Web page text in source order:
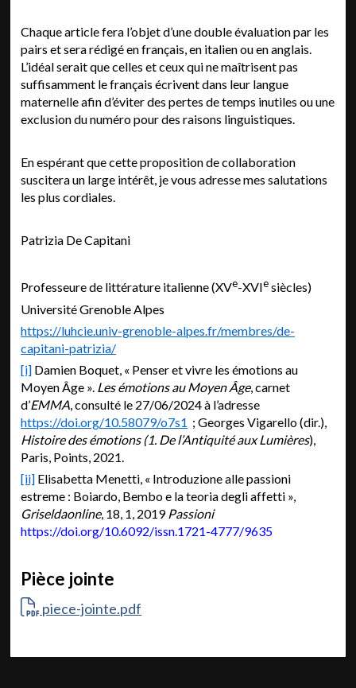
Chaque article fera l’objet d’une double évaluation par les
pairs et sera rédigé en français, en italien ou en anglais.
L’idéal serait que celles et ceux qui ne maîtrisent pas
suffisamment le français écrivent dans leur langue
maternelle afin d’éviter des pertes de temps inutiles ou une
exclusion du numéro pour des raisons linguistiques.
En espérant que cette proposition de collaboration
suscitera un large intérêt, je vous adresse mes salutations
les plus cordiales.
Patrizia De Capitani
Professeure de littérature italienne (XVe-XVIesiècles)
Université Grenoble Alpes
https://luhcie.univ-grenoble-alpes.fr/membres/de-
capitani-patrizia/
[i] Damien Boquet, « Penser et vivre les émotions au
Moyen Âge ». Les émotions au Moyen Âge, carnet
d’EMMA , consulté le 27/06/2024 à l’adresse
https://doi.org/10.58079/o7s1 ; Georges Vigarello (dir.),
Histoire des émotions (1. De l’Antiquité aux Lumières),
Paris, Points, 2021.
[ii] Elisabetta Menetti, « Introduzione alle passioni
estreme : Boiardo, Bembo e la teoria degli affetti »,
Griseldaonline, 18, 1, 2019 Passioni
https://doi.org/10.6092/issn.1721-4777/9635
Pièce jointe
piece-jointe.pdf